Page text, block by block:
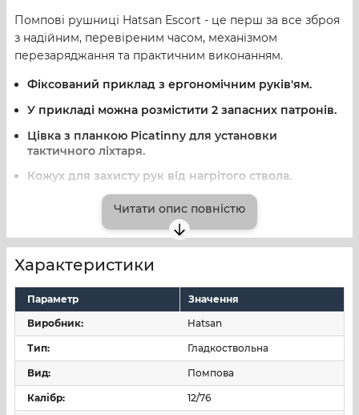
Помпові рушниці Hatsan Escort - це перш за все зброя
з надійним, перевіреним часом, механізмом
перезаряджання та практичним виконанням.
Фіксований приклад з ергономічним руків'ям.
У прикладі можна розмістити 2 запасних патронів.
Цівка з планкою Picatinny для установки
тактичного ліхтаря.
Кожух для захисту рук від нагрітого ствола.
Антабки для кріплення ременя - в прикладі та на
кришці магазина.
Постійне дулове звуження - циліндр.
Читати опис повністю
Характеристики
Параметр
Значення
Виробник:
Hatsan
Тип: Гладкоствольна
Вид: Помпова
Калібр: 12/76